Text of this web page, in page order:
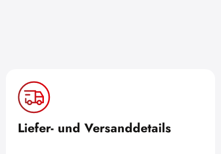
Liefer- und Versanddetails